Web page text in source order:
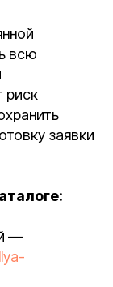
всю
риск
заявки
—